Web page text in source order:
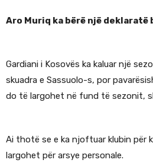
Aro Muriq ka bërë një deklaratë
Gardiani i Kosovës ka kaluar një
skuadra e Sassuolo-s, por
do të largohet në fund të sezonit,
Ai thotë se e ka njoftuar klubin për
largohet për arsye personale.